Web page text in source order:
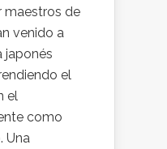
maestros de
venido a
japonés
el
el
como
Una